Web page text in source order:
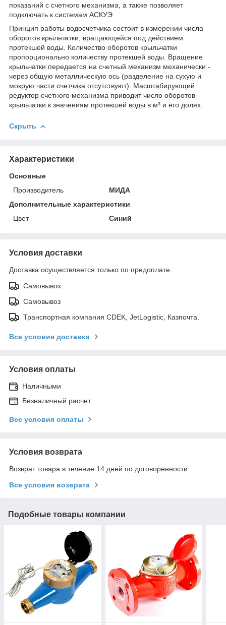
показаний с счетного механизма, а также позволяет
подключать к системам АСКУЭ
Принцип работы водосчетчика состоит в измерении числа
оборотов крыльчатки, вращающейся под действием
протекшей воды. Количество оборотов крыльчатки
пропорционально количеству протекшей воды. Вращение
крыльчатки передается на счетный механизм механически -
через общую металлическую ось (разделение на сухую и
мокрую части счетчика отсутствуют). Масштабирующий
редуктор счетного механизма приводит число оборотов
крыльчатки к значениям протекшей воды в м³ и его долях.
Скрыть
Характеристики
Основные
Производитель
МИДА
Дополнительные характеристики
Цвет
Синий
Условия доставки
Доставка осуществляется только по предоплате.
Самовывоз
Самовывоз
Транспортная компания CDEK, JetLogistic, Казпочта.
Все условия доставки
Условия оплаты
Наличными
Безналичный расчет
Все условия оплаты
Условия возврата
Возврат товара в течение 14 дней по договоренности
Все условия возврата
Подобные товары компании